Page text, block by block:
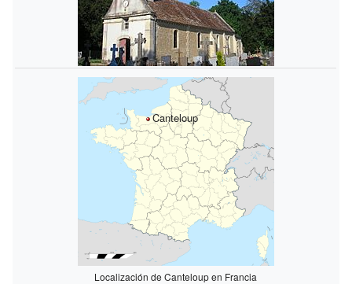
Canteloup
Localización de Canteloup en Francia